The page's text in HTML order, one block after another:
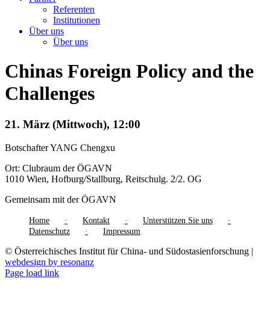
Referenten
Institutionen
Über uns
Über uns
Chinas Foreign Policy and the
Challenges
21. März (Mittwoch), 12:00
Botschafter YANG Chengxu
Ort: Clubraum der ÖGAVN
1010 Wien, Hofburg/Stallburg, Reitschulg. 2/2. OG
Gemeinsam mit der ÖGAVN
Home Kontakt
Unterstützen Sie uns
Datenschutz
Impressum
© Österreichisches Institut für China- und Südostasienforschung |
webdesign by resonanz
Page load link